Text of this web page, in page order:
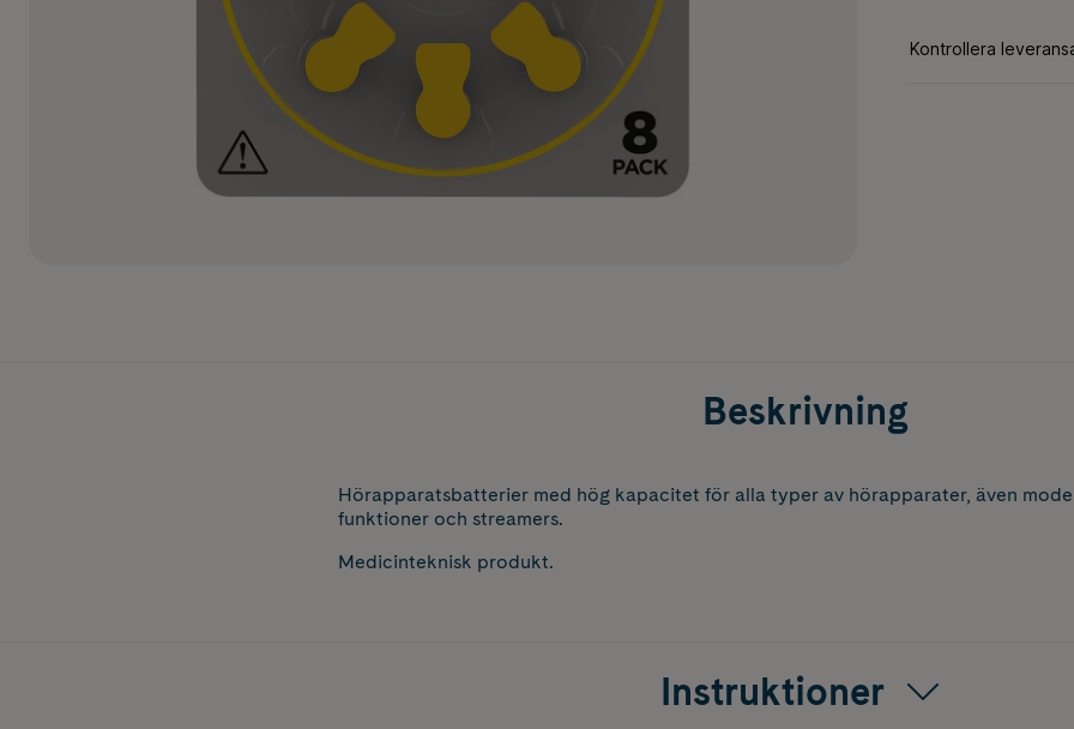
Beskrivning
Hörapparatsbatterier med hög kapacitet för alla typer av hörapparater, även
funktioner och streamers.
Medicinteknisk produkt.
Instruktioner